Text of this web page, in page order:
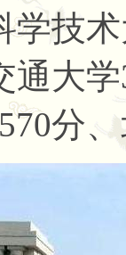
学技
通大
分